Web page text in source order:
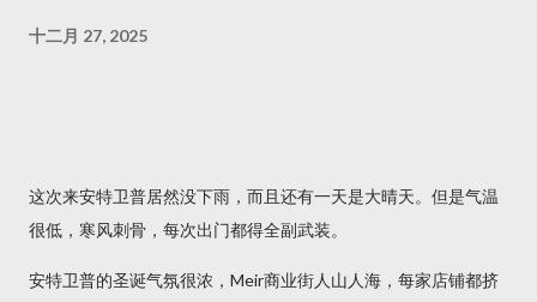
十二月 27, 2025
这次来安特卫普居然没下雨，而且还有一天是大晴天。但是气温
很低，寒风刺骨，每次出门都得全副武装。
安特卫普的圣诞气氛很浓，Meir商业街人山人海，每家店铺都挤